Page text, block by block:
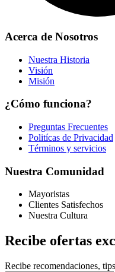
Acerca de Nosotros
Nuestra Historia
Visión
Misión
¿Cómo funciona?
Preguntas Frecuentes
Politícas de Privacidad
Términos y servicios
Nuestra Comunidad
Mayoristas
Clientes Satisfechos
Nuestra Cultura
Recibe ofertas
Recibe recomendaciones,